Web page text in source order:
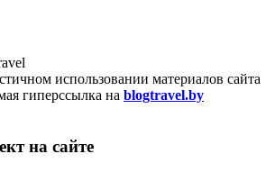
использовании материалов сайта
гиперссылка на blogtravel.by
на сайте